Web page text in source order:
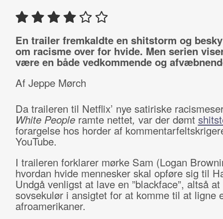
En trailer fremkaldte en shitstorm og
om racisme over for hvide. Men serien
være en både vedkommende og
Af Jeppe Mørch
Da traileren til Netflix’ nye satiriske
White People ramte nettet, var der dømt
forargelse hos horder af
YouTube.
I traileren forklarer mørke Sam (Logan
hvordan hvide mennesker skal opføre sig til
Undgå venligst at lave en ”blackface”, altså
sovsekulør i ansigtet for at komme til at ligne
afroamerikaner.